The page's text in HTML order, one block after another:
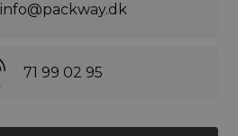
info@packway.dk
71 99 02 95